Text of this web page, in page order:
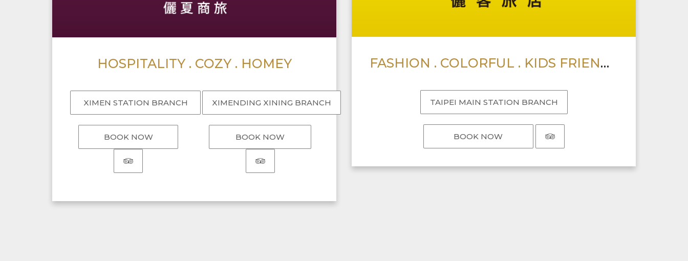
HOSPITALITY . COZY . HOMEY
XIMEN STATION BRANCH
BOOK NOW
XIMENDING XINING BRANCH
BOOK NOW
FASHION . COLORFUL . KIDS FRIENDLY
TAIPEI MAIN STATION BRANCH
BOOK NOW